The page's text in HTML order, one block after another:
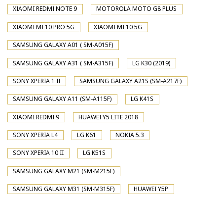
XIAOMI REDMI NOTE 9 MOTOROLA MOTO G8 PLUS
XIAOMI MI 10 PRO 5G XIAOMI MI 10 5G
SAMSUNG GALAXY A01 ( SM-A015F)
SAMSUNG GALAXY A31 ( SM-A315F) LG K30 (2019)
SONY XPERIA 1 II SAMSUNG GALAXY A21S (SM-A217F)
SAMSUNG GALAXY A11 (SM-A115F) LG K41S
XIAOMI REDMI 9 HUAWEI Y5 LITE 2018
SONY XPERIA L4 LG K61 NOKIA 5.3
SONY XPERIA 10 II LG K51S
SAMSUNG GALAXY M21 (SM-M215F)
SAMSUNG GALAXY M31 (SM-M315F) HUAWEI Y5P